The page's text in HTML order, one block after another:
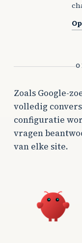
Zoals Google-
volledig
configuratie
vragen
van elke site.